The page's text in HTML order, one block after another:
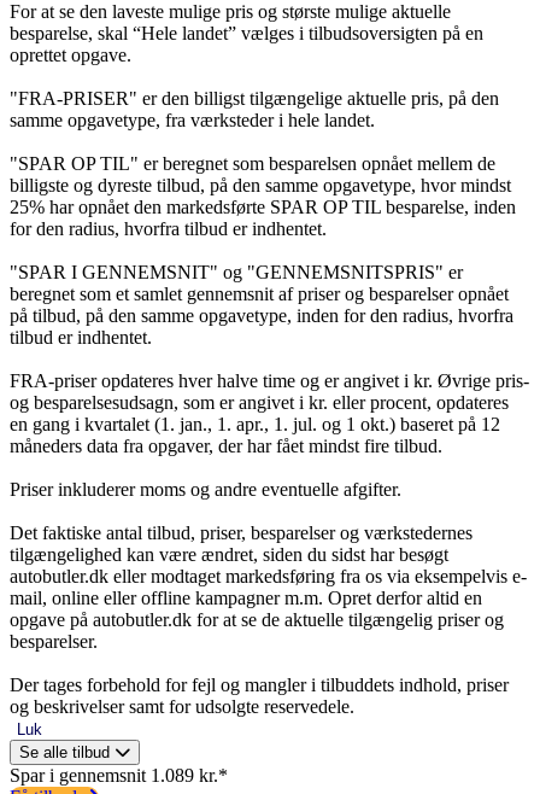
For at se den laveste mulige pris og største mulige aktuelle
besparelse, skal “Hele landet” vælges i tilbudsoversigten på en
oprettet opgave.
"FRA-PRISER" er den billigst tilgængelige aktuelle pris, på den
samme opgavetype, fra værksteder i hele landet.
"SPAR OP TIL" er beregnet som besparelsen opnået mellem de
billigste og dyreste tilbud, på den samme opgavetype, hvor mindst
25% har opnået den markedsførte SPAR OP TIL besparelse, inden
for den radius, hvorfra tilbud er indhentet.
"SPAR I GENNEMSNIT" og "GENNEMSNITSPRIS" er
beregnet som et samlet gennemsnit af priser og besparelser opnået
på tilbud, på den samme opgavetype, inden for den radius, hvorfra
tilbud er indhentet.
FRA-priser opdateres hver halve time og er angivet i kr. Øvrige pris-
og besparelsesudsagn, som er angivet i kr. eller procent, opdateres
en gang i kvartalet (1. jan., 1. apr., 1. jul. og 1 okt.) baseret på 12
måneders data fra opgaver, der har fået mindst fire tilbud.
Priser inkluderer moms og andre eventuelle afgifter.
Det faktiske antal tilbud, priser, besparelser og værkstedernes
tilgængelighed kan være ændret, siden du sidst har besøgt
autobutler.dk eller modtaget markedsføring fra os via eksempelvis e-
mail, online eller offline kampagner m.m. Opret derfor altid en
opgave på autobutler.dk for at se de aktuelle tilgængelig priser og
besparelser.
Der tages forbehold for fejl og mangler i tilbuddets indhold, priser
og beskrivelser samt for udsolgte reservedele.
Luk
Se alle tilbud
Spar i gennemsnit 1.089 kr.*